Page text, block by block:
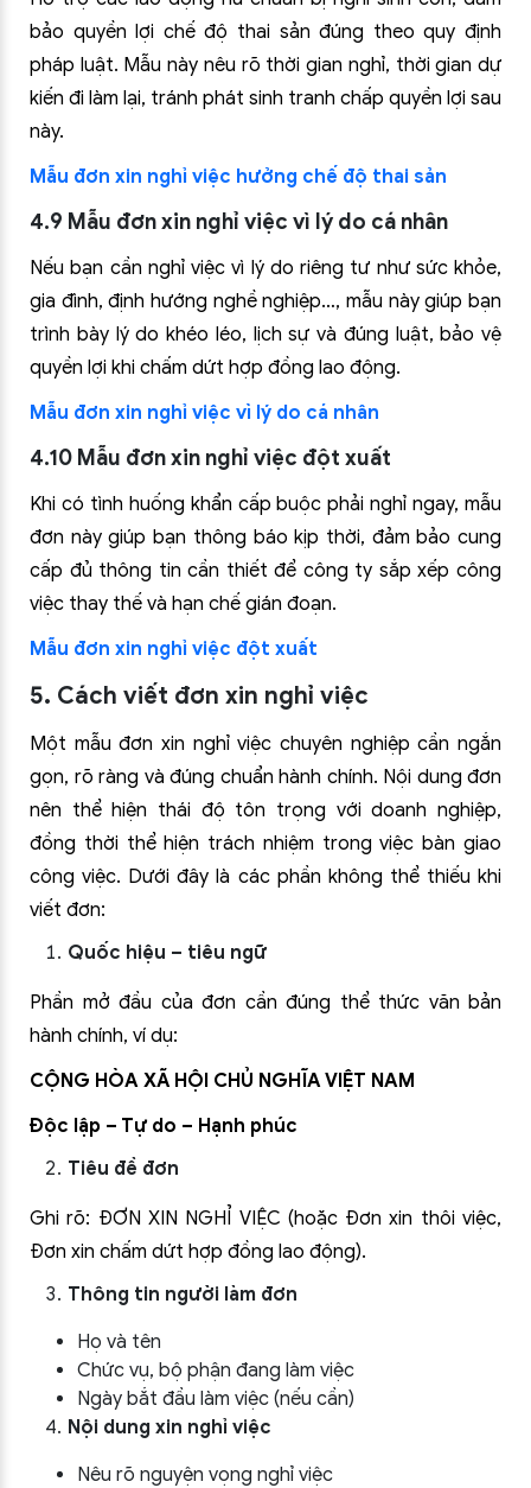
bảo quyền lợi chế độ thai sản đúng theo quy định
pháp luật. Mẫu này nêu rõ thời gian nghỉ, thời gian dự
kiến đi làm lại, tránh phát sinh tranh chấp quyền lợi sau
này.
Mẫu đơn xin nghỉ việc hưởng chế độ thai sản
4.9 Mẫu đơn xin nghỉ việc vì lý do cá nhân
Nếu bạn cần nghỉ việc vì lý do riêng tư như sức khỏe,
gia đình, định hướng nghề nghiệp…, mẫu này giúp bạn
trình bày lý do khéo léo, lịch sự và đúng luật, bảo vệ
quyền lợi khi chấm dứt hợp đồng lao động.
Mẫu đơn xin nghỉ việc vì lý do cá nhân
4.10 Mẫu đơn xin nghỉ việc đột xuất
Khi có tình huống khẩn cấp buộc phải nghỉ ngay, mẫu
đơn này giúp bạn thông báo kịp thời, đảm bảo cung
cấp đủ thông tin cần thiết để công ty sắp xếp công
việc thay thế và hạn chế gián đoạn.
Mẫu đơn xin nghỉ việc đột xuất
5. Cách viết đơn xin nghỉ việc
Một mẫu đơn xin nghỉ việc chuyên nghiệp cần ngắn
gọn, rõ ràng và đúng chuẩn hành chính. Nội dung đơn
nên thể hiện thái độ tôn trọng với doanh nghiệp,
đồng thời thể hiện trách nhiệm trong việc bàn giao
công việc. Dưới đây là các phần không thể thiếu khi
viết đơn:
Quốc hiệu – tiêu ngữ
Phần mở đầu của đơn cần đúng thể thức văn bản
hành chính, ví dụ:
CỘNG HÒA XÃ HỘI CHỦ NGHĨA VIỆT NAM
Độc lập – Tự do – Hạnh phúc
Tiêu đề đơn
Ghi rõ: ĐƠN XIN NGHỈ VIỆC (hoặc Đơn xin thôi việc,
Đơn xin chấm dứt hợp đồng lao động).
Thông tin người làm đơn
Họ và tên
Chức vụ, bộ phận đang làm việc
Ngày bắt đầu làm việc (nếu cần)
Nội dung xin nghỉ việc
Nêu rõ nguyện vọng nghỉ việc